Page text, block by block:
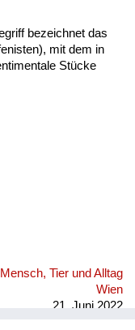
bezeichnet das
mit dem in
Stücke
Mensch, Tier und Alltag
Wien
21. Juni 2022